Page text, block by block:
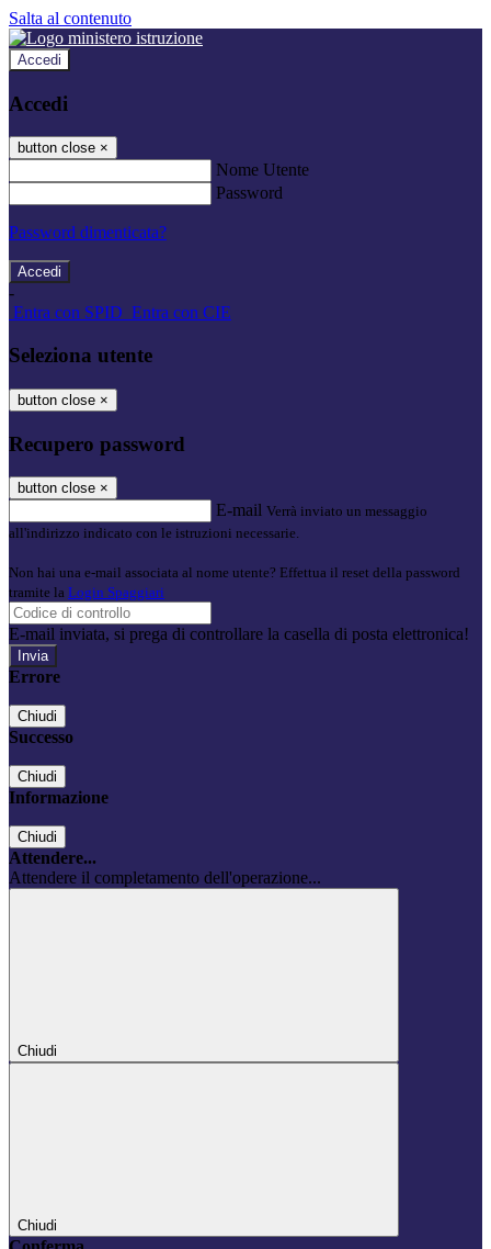
Salta al contenuto
Accedi
Accedi
button close ×
Nome Utente
Password
Password dimenticata?
-
Entra con SPID Entra con CIE
Seleziona utente
button close ×
Recupero password
button close ×
E-mail Verrà inviato un messaggio
all'indirizzo indicato con le istruzioni necessarie.
Non hai una e-mail associata al nome utente? Effettua il reset della password
tramite la Login Spaggiari
E-mail inviata, si prega di controllare la casella di posta elettronica!
Errore
Chiudi
Successo
Chiudi
Informazione
Chiudi
Attendere...
Attendere il completamento dell'operazione...
Chiudi
Chiudi